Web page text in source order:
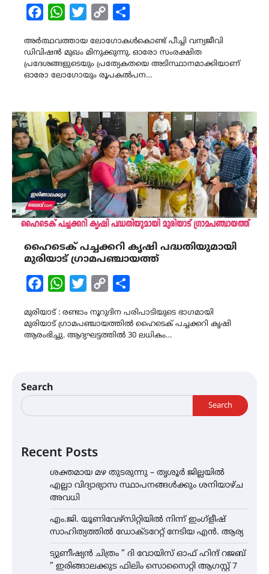
FacebookWhatsAppTwitterCopy
അർത്ഥവത്തായ ലോഗോകൾകൊണ്ട് പീച്ചി വന്യജീവി
ഡിവിഷൻ മുഖം മിനുക്കുന്നു. ഓരോ സംരക്ഷിത
പ്രദേശങ്ങളുടെയും പ്രത്യേകതയെ അടിസ്ഥാനമാക്കിയാണ്
ഓരോ ലോഗോയും രൂപകൽപന…
ഹൈടെക് പച്ചക്കറി കൃഷി പദ്ധതിയുമായി
മുരിയാട് ഗ്രാമപഞ്ചായത്ത്
FacebookWhatsAppTwitterCopy
മുരിയാട് : രണ്ടാം നൂറുദിന പരിപാടിയുടെ ഭാഗമായി
മുരിയാട് ഗ്രാമപഞ്ചായത്തില്‍ ഹൈടെക് പച്ചക്കറി കൃഷി
ആരംഭിച്ചു. ആദ്യഘട്ടത്തില്‍ 30 ലധികം…
Search
Search
Recent Posts
ശക്തമായ മഴ തുടരുന്നു – തൃശൂർ ജില്ലയിൽ
എല്ലാ വിദ്യാഭ്യാസ സ്ഥാപനങ്ങൾക്കും ശനിയാഴ്ച
അവധി
എം.ജി. യൂണിവേഴ്‌സിറ്റിയിൽ നിന്ന് ഇംഗ്ളീഷ്
സാഹിത്യത്തിൽ ഡോക്ടറേറ്റ് നേടിയ എൻ. ആര്യ
ട്യുണീഷ്യൻ ചിത്രം ” ദി വോയിസ് ഓഫ് ഹിന്ദ് റജബ്
” ഇരിങ്ങാലക്കുട ഫിലിം സൊസൈറ്റി ആഗസ്റ്റ് 7